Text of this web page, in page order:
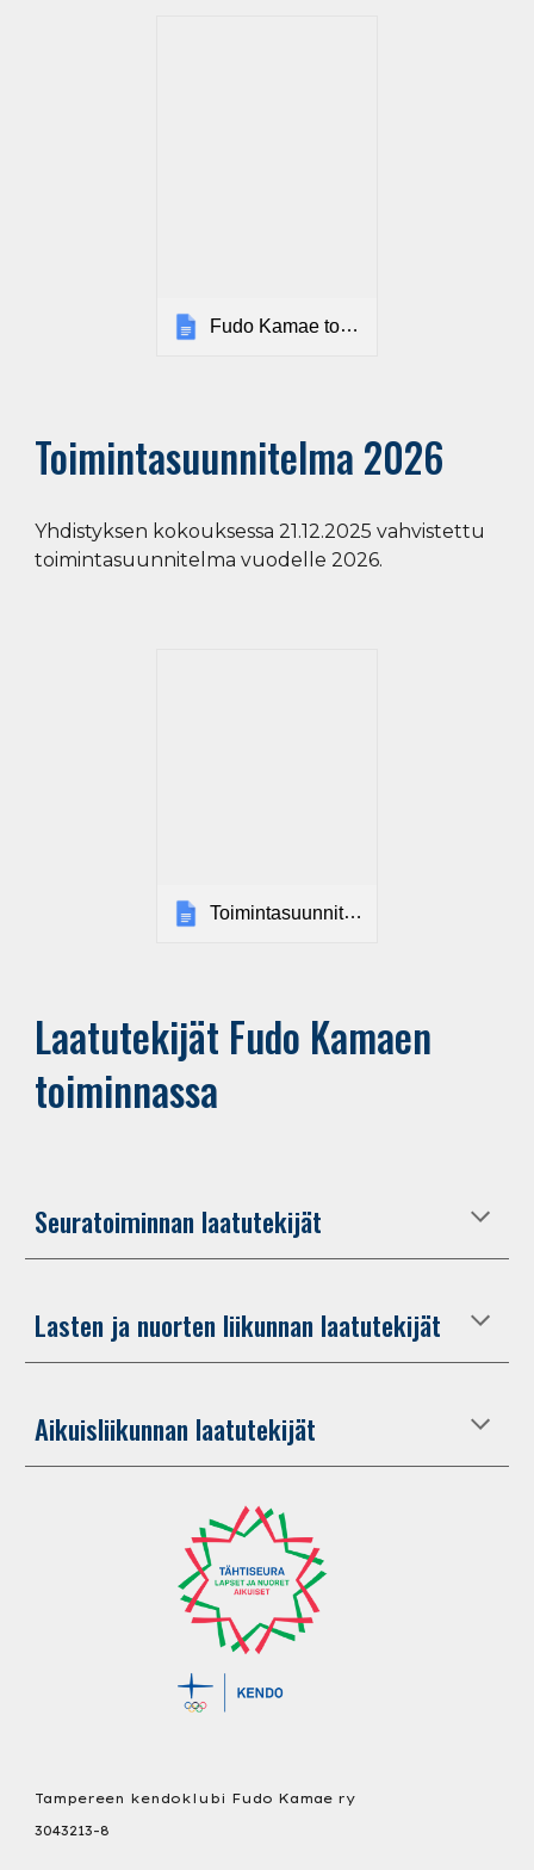
Fudo Kamae toimintakäsikirja
Toimintasuunnitelma 2026
Yhdistyksen kokouksessa 21.12.2025 vahvistettu
toimintasuunnitelma vuodelle 2026.
Toimintasuunnitelma 2026
Laatutekijät Fudo Kamaen
toiminnassa
Seuratoiminnan laatutekijät
Lasten ja nuorten liikunnan laatutekijät
Aikuisliikunnan laatutekijät
Tampereen kendoklubi Fudo Kamae ry
3043213-8